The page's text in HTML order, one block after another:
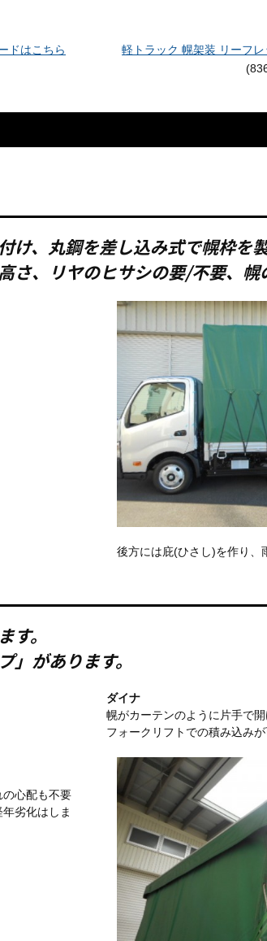
ドはこちら
軽トラック 幌架装 リーフ
け、丸鋼を差し込み式で幌枠を製
さ、リヤのヒサシの要/不要、幌
後方には庇(ひさし)を作り、
。
」 があります。
ダイナ
幌がカーテンのように片手で
フォークリフトでの積み込みが
の心配も不要
劣化はしま